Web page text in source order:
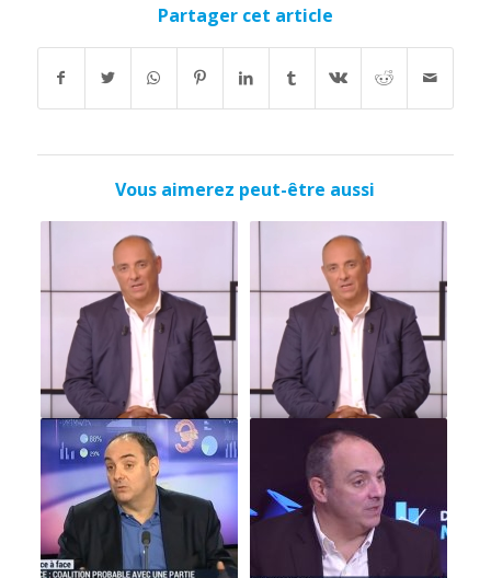
Partager cet article
Vous aimerez peut-être aussi